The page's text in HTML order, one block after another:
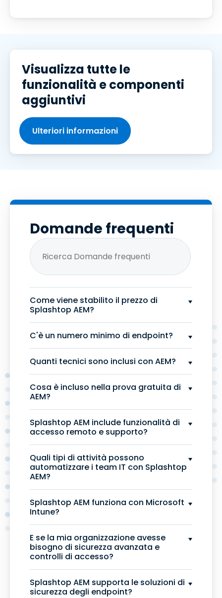
Visualizza tutte le
funzionalità e componenti
aggiuntivi
Ulteriori informazioni
Domande frequenti
Come viene stabilito il prezzo di
Splashtop AEM?
C'è un numero minimo di endpoint?
Quanti tecnici sono inclusi con AEM?
Cosa è incluso nella prova gratuita di
AEM?
Splashtop AEM include funzionalità di
accesso remoto e supporto?
Quali tipi di attività possono
automatizzare i team IT con Splashtop
AEM?
Splashtop AEM funziona con Microsoft
Intune?
E se la mia organizzazione avesse
bisogno di sicurezza avanzata e
controlli di accesso?
Splashtop AEM supporta le soluzioni di
sicurezza degli endpoint?